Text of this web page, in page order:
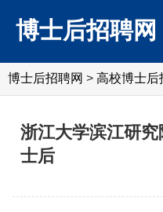
博士后招聘网
博士后招聘网 > 高校博士后
浙江大学滨江研
士后